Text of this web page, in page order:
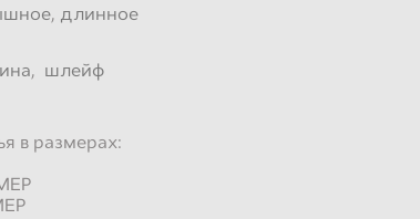
, длинное
, шлейф
в размерах: